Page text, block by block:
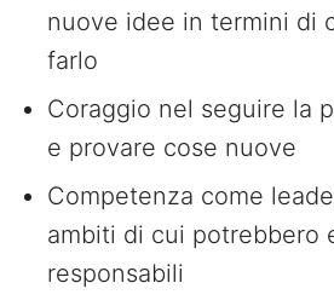
nuove idee in termini di
farlo
Coraggio nel seguire la
e provare cose nuove
Competenza come
ambiti di cui potrebbero
responsabili